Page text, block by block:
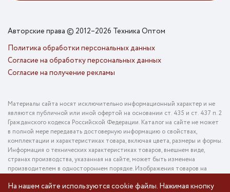
На нашем сайте используются cookie файлы. Нажимая кнопку
Авторские права © 2012–2026 Техника Оптом
Политика обработки персональных данных
Согласие на обработку персональных данных
Согласие на получение рекламы
Материалы сайта носят исключительно информационный характер и не
являются публичной или иной офертой на основании ст. 435 и ст. 437 п. 2
Гражданского кодекса Российской Федерации. Каталог на сайте не может
в полной мере передавать достоверную информацию о свойствах,
комплектации и характеристиках товара, включая цвета, размеры и формы.
Информация о технических характеристиках товаров, внешнем виде,
странах производства, указанная на сайте, может быть изменена
производителем в одностороннем порядке. Изображения товаров на
оригинального товара. Информация о цене товара, указанная в каталоге на